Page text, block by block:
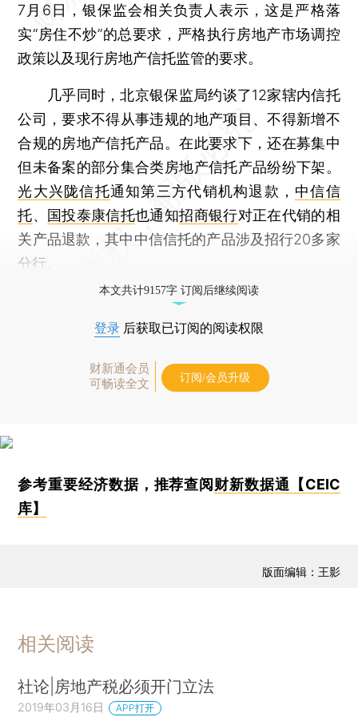
7月6日，银保监会相关负责人表示，这是严格落
实“房住不炒”的总要求，严格执行房地产市场调控
政策以及现行房地产信托监管的要求。
几乎同时，北京银保监局约谈了12家辖内信托
公司，要求不得从事违规的地产项目、不得新增不
合规的房地产信托产品。在此要求下，还在募集中
但未备案的部分集合类房地产信托产品纷纷下架。
光大兴陇信托通知第三方代销机构退款， 中信信
托、 国投泰康信托也通知招商银行对正在代销的相
关产品退款，其中中信信托的产品涉及招行20多家
分行。
本文共计9157字 订阅后继续阅读
登录 后获取已订阅的阅读权限
财新通会员
可畅读全文
订阅/会员升级
参考重要经济数据，推荐查阅财新数据通【CEIC
库】
版面编辑：王影
相关阅读
社论|房地产税必须开门立法
2019年03月16日 APP打开